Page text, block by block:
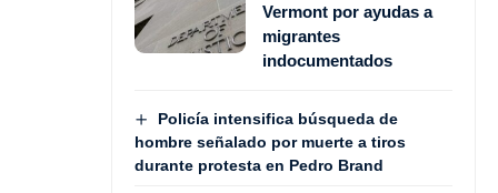
Vermont por ayudas a
migrantes
indocumentados
Policía intensifica búsqueda de
hombre señalado por muerte a tiros
durante protesta en Pedro Brand